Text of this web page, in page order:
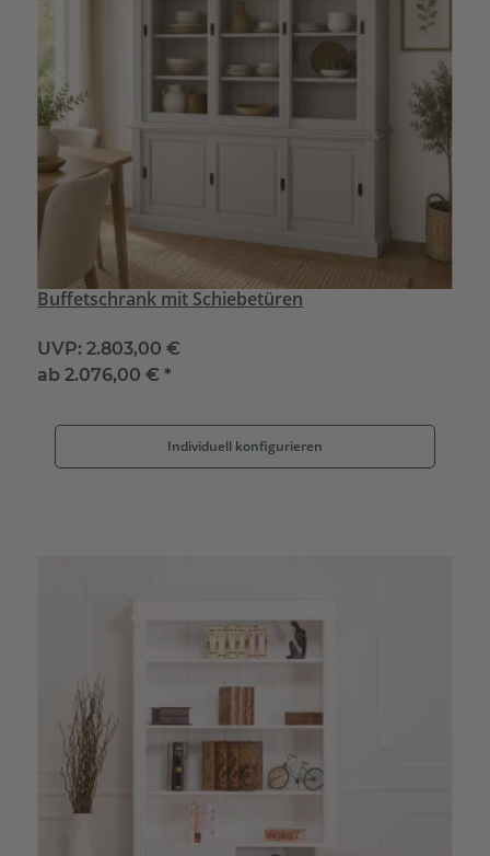
Buffetschrank mit Schiebetüren
UVP: 2.803,00 €
ab2.076,00 € *
Individuell konfigurieren